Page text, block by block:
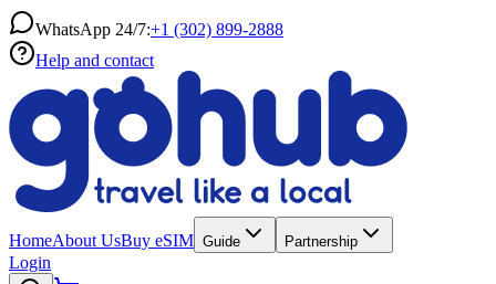
WhatsApp 24/7:+1 (302) 899-2888
Help and contact
HomeAbout UsBuy eSIM Guide Partnership
Login